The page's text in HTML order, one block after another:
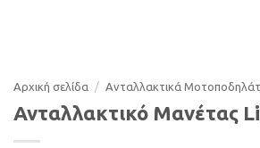
Αρχική σελίδα / Ανταλλακτικά
Ανταλλακτικό Μανέτας